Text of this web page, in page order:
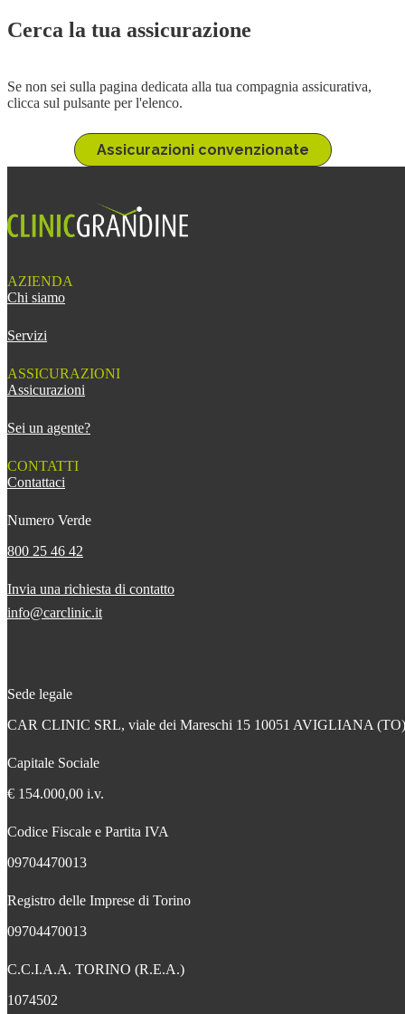
Cerca la tua assicurazione
Se non sei sulla pagina dedicata alla tua compagnia assicurativa,
clicca sul pulsante per l'elenco.
Assicurazioni convenzionate
AZIENDA
Chi siamo
Servizi
ASSICURAZIONI
Assicurazioni
Sei un agente?
CONTATTI
Contattaci
Numero Verde
800 25 46 42
Invia una richiesta di contatto
info@carclinic.it
Sede legale
CAR CLINIC SRL, viale dei Mareschi 15 10051 AVIGLIANA (TO)
Capitale Sociale
€ 154.000,00 i.v.
Codice Fiscale e Partita IVA
09704470013
Registro delle Imprese di Torino
09704470013
C.C.I.A.A. TORINO (R.E.A.)
1074502